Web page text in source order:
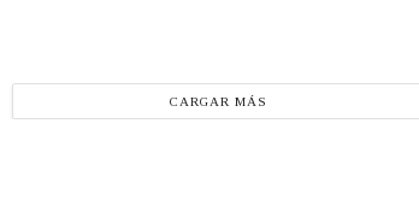
CARGAR MÁS